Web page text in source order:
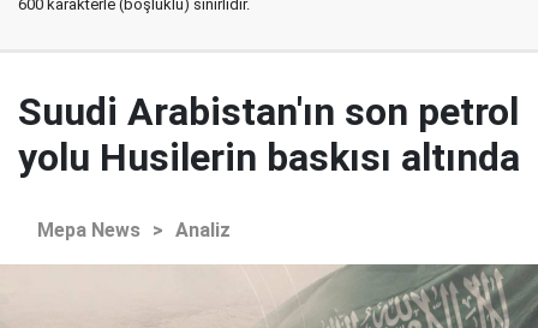
600 karakterle (boşluklu) sınırlıdır.
Suudi Arabistan'ın son petrol
yolu Husilerin baskısı altında
Mepa News > Analiz